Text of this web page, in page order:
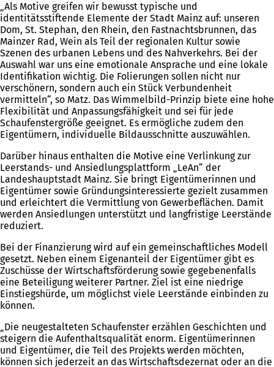
„Als Motive greifen wir bewusst typische und
identitätsstiftende Elemente der Stadt Mainz auf: unseren
Dom, St. Stephan, den Rhein, den Fastnachtsbrunnen, das
Mainzer Rad, Wein als Teil der regionalen Kultur sowie
Szenen des urbanen Lebens und des Nahverkehrs. Bei der
Auswahl war uns eine emotionale Ansprache und eine lokale
Identifikation wichtig. Die Folierungen sollen nicht nur
verschönern, sondern auch ein Stück Verbundenheit
vermitteln“, so Matz. Das Wimmelbild-Prinzip biete eine hohe
Flexibilität und Anpassungsfähigkeit und sei für jede
Schaufenstergröße geeignet. Es ermögliche zudem den
Eigentümern, individuelle Bildausschnitte auszuwählen.
Darüber hinaus enthalten die Motive eine Verlinkung zur
Leerstands- und Ansiedlungsplattform „LeAn“ der
Landeshauptstadt Mainz. Sie bringt Eigentümerinnen und
Eigentümer sowie Gründungsinteressierte gezielt zusammen
und erleichtert die Vermittlung von Gewerbeflächen. Damit
werden Ansiedlungen unterstützt und langfristige Leerstände
reduziert.
Bei der Finanzierung wird auf ein gemeinschaftliches Modell
gesetzt. Neben einem Eigenanteil der Eigentümer gibt es
Zuschüsse der Wirtschaftsförderung sowie gegebenenfalls
eine Beteiligung weiterer Partner. Ziel ist eine niedrige
Einstiegshürde, um möglichst viele Leerstände einbinden zu
können.
„Die neugestalteten Schaufenster erzählen Geschichten und
steigern die Aufenthaltsqualität enorm. Eigentümerinnen
und Eigentümer, die Teil des Projekts werden möchten,
können sich jederzeit an das Wirtschaftsdezernat oder an die